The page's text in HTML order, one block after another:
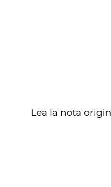
Lea la nota